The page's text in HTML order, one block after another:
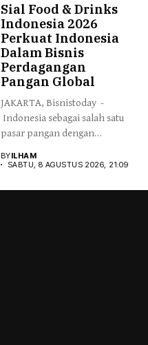
Sial Food & Drinks
Indonesia 2026
Perkuat Indonesia
Dalam Bisnis
Perdagangan
Pangan Global
JAKARTA, Bisnistoday -
Indonesia sebagai salah satu
pasar pangan dengan
BYILHAM
SABTU, 8 AGUSTUS 2026, 21:09